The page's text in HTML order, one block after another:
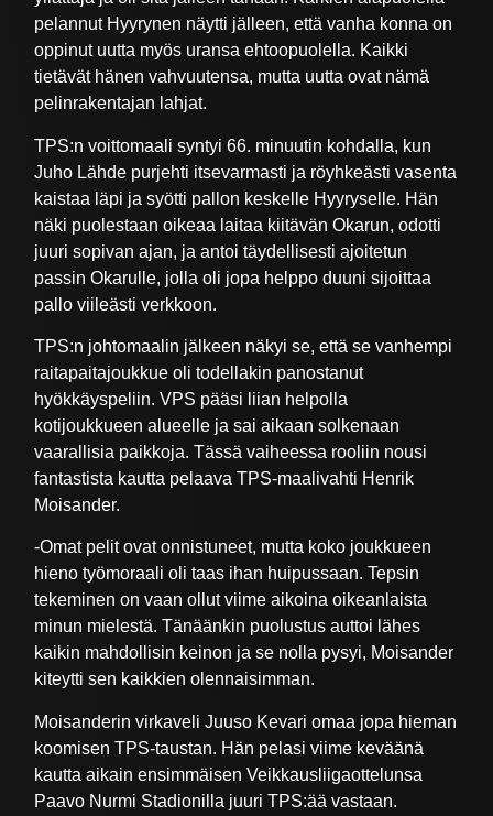
pelannut Hyyrynen näytti jälleen, että vanha konna on
oppinut uutta myös uransa ehtoopuolella. Kaikki
tietävät hänen vahvuutensa, mutta uutta ovat nämä
pelinrakentajan lahjat.
TPS:n voittomaali syntyi 66. minuutin kohdalla, kun
Juho Lähde purjehti itsevarmasti ja röyhkeästi vasenta
kaistaa läpi ja syötti pallon keskelle Hyyryselle. Hän
näki puolestaan oikeaa laitaa kiitävän Okarun, odotti
juuri sopivan ajan, ja antoi täydellisesti ajoitetun
passin Okarulle, jolla oli jopa helppo duuni sijoittaa
pallo viileästi verkkoon.
TPS:n johtomaalin jälkeen näkyi se, että se vanhempi
raitapaitajoukkue oli todellakin panostanut
hyökkäyspeliin. VPS pääsi liian helpolla
kotijoukkueen alueelle ja sai aikaan solkenaan
vaarallisia paikkoja. Tässä vaiheessa rooliin nousi
fantastista kautta pelaava TPS-maalivahti Henrik
Moisander.
-Omat pelit ovat onnistuneet, mutta koko joukkueen
hieno työmoraali oli taas ihan huipussaan. Tepsin
tekeminen on vaan ollut viime aikoina oikeanlaista
minun mielestä. Tänäänkin puolustus auttoi lähes
kaikin mahdollisin keinon ja se nolla pysyi, Moisander
kiteytti sen kaikkien olennaisimman.
Moisanderin virkaveli Juuso Kevari omaa jopa hieman
koomisen TPS-taustan. Hän pelasi viime keväänä
kautta aikain ensimmäisen Veikkausliigaottelunsa
Paavo Nurmi Stadionilla juuri TPS:ää vastaan.